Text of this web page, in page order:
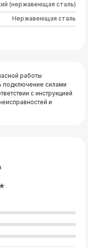
(нержавеющая сталь)
Нержавеющая сталь
работы
подключение силами
с инструкцией
и